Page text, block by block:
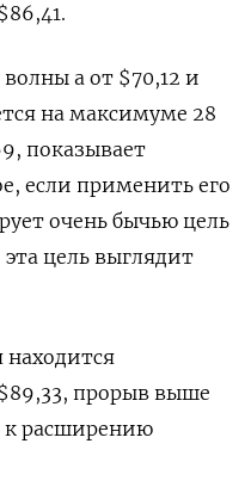
a от $70,12 и
на максимуме 28
показывает
если применить его
очень бычью цель
эта цель выглядит
находится
прорыв выше
к расширению